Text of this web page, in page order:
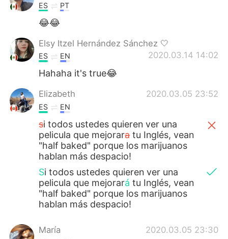
日本語
Русский ไทย
Indonesia Italiano
Türkçe
Português
ES PT
😂😂
Elsy Itzel Hernández Sánchez 🤍
2020.03.14 14:02
ES EN
Hahaha it's true😂
Elizabeth 2020.03.05 23:52
ES EN
si todos ustedes quieren ver una
pelicula que mejoraratu Inglés, vean
"half baked" porque los marijuanos
hablan más despacio!
Si todos ustedes quieren ver una
pelicula que mejorará tu Inglés, vean
"half baked" porque los marijuanos
hablan más despacio!
María 2020.03.05 23:30